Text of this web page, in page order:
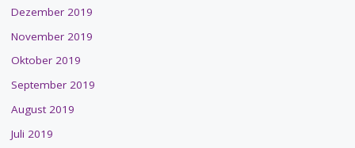
Dezember 2019
November 2019
Oktober 2019
September 2019
August 2019
Juli 2019